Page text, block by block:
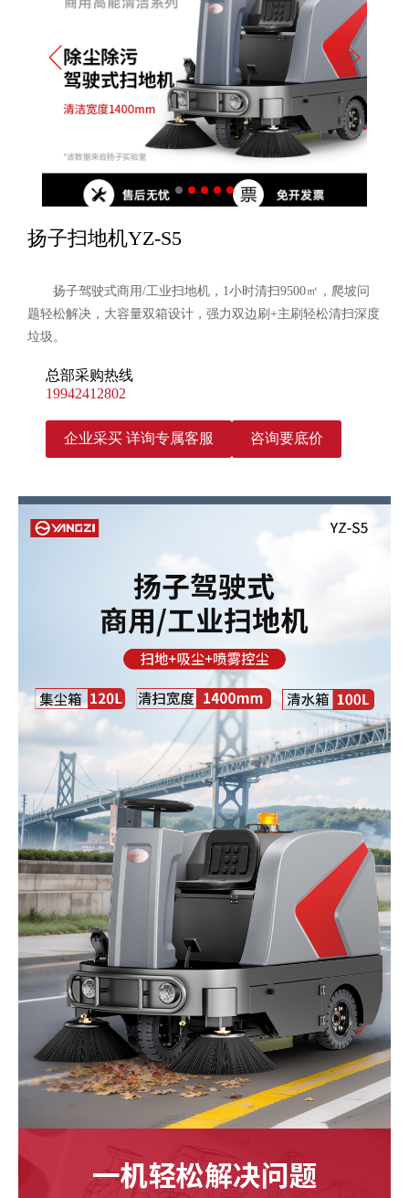
扬子扫地机YZ-S5
扬子驾驶式商用/工业扫地机，1小时清扫9500㎡，爬坡问
题轻松解决，大容量双箱设计，强力双边刷+主刷轻松清扫深度
垃圾。
总部采购热线
19942412802
企业采买 详询专属客服 咨询要底价